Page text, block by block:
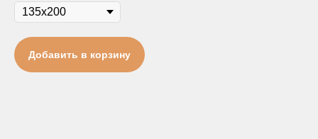
Добавить в корзину